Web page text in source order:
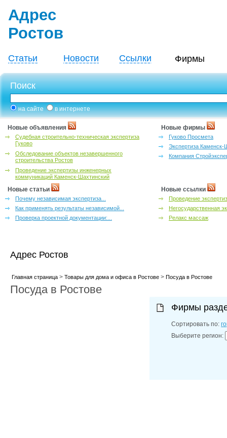
Адрес
Ростов
Статьи Новости Ссылки Фирмы
Поиск
на сайте в интернете
Новые объявления
Судебная строительно-техническая экспертиза
Гуково
Обследование объектов незавершенного
строительства Ростов
Проведение экспертизы инженерных
коммуникаций Каменск-Шахтинский
Новые фирмы
Гуково Просмета
Экспертиза Каменск-
Компания
Новые статьи
Почему независимая экспертиза...
Как применять результаты независимой...
Проверка проектной документации:...
Новые ссылки
Проведение
Негосударственная
Релакс массаж
Адрес Ростов
Главная страница> Товары для дома и офиса в Ростове> Посуда в Ростове
Посуда в Ростове
Фирмы
Сортировать по:
Выберите регион: